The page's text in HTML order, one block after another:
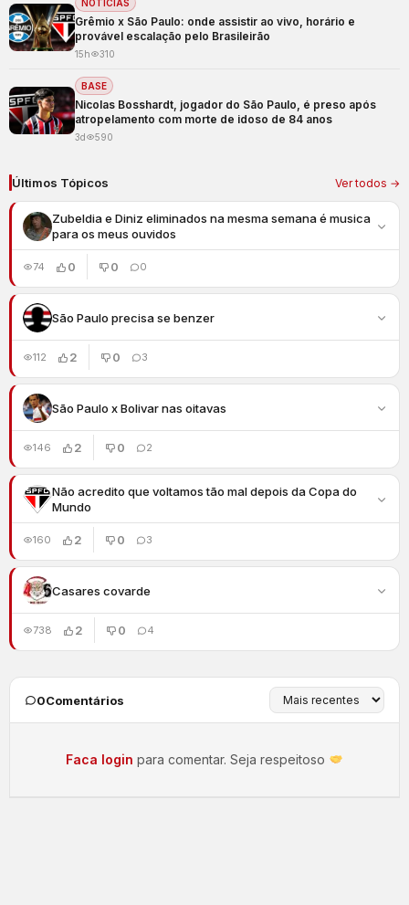
NOTÍCIAS
Grêmio x São Paulo: onde assistir ao vivo, horário e
provável escalação pelo Brasileirão
15h 310
BASE
Nicolas Bosshardt, jogador do São Paulo, é preso após
atropelamento com morte de idoso de 84 anos
3d 590
Últimos Tópicos Ver todos →
Zubeldia e Diniz eliminados na mesma semana é musica
para os meus ouvidos
74 0 0 0
São Paulo precisa se benzer
112 2 0 3
São Paulo x Bolivar nas oitavas
146 2 0 2
Não acredito que voltamos tão mal depois da Copa do
Mundo
160 2 0 3
Casares covarde
738 2 0 4
0Comentários
Faca login para comentar. Seja respeitoso